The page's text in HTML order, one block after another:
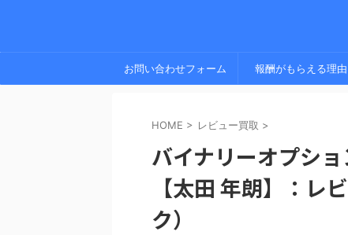
お問い合わせフォーム 報酬がもらえる理由
HOME > レビュー買取 >
バイナリーオプショ
【太田 年朗】：
ク）